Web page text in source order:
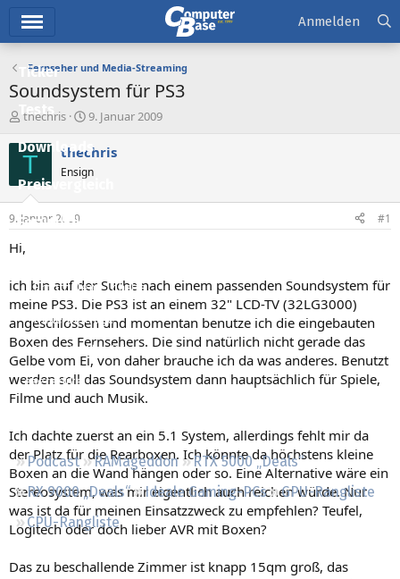
Ticker
Tests
Downloads
Preisvergleich
Forum
Aktuelles
Empfohlene Inhalte
Neue Beiträge
Neueste Aktivitäten
Leserartikel
Podcast RAMageddon
RTX 5000 „Deals“
RX 9000 „Deals“
Ideale Gaming-PCs
GPU-Rangliste
CPU-Rangliste
Anmelden
Fernseher und Media-Streaming
Soundsystem für PS3
E
s
t
e
e
thechris
E
s
e
t
9. Januar 2009
T thechris
Ensign
9. Januar 2009 #1
Hi,
ich bin auf der Suche nach einem passenden Soundsystem für
meine PS3. Die PS3 ist an einem 32" LCD-TV (32LG3000)
angeschlossen und momentan benutze ich die eingebauten
Boxen des Fernsehers. Die sind natürlich nicht gerade das
Gelbe vom Ei, von daher brauche ich da was anderes. Benutzt
werden soll das Soundsystem dann hauptsächlich für Spiele,
Filme und auch Musik.
Ich dachte zuerst an ein 5.1 System, allerdings fehlt mir da
der Platz für die Rearboxen. Ich könnte da höchstens kleine
Boxen an die Wand hängen oder so. Eine Alternative wäre ein
Stereosystem, was mir eigentlich auch reichen würde. Nur
was ist da für meinen Einsatzzweck zu empfehlen? Teufel,
Logitech oder doch lieber AVR mit Boxen?
Das zu beschallende Zimmer ist knapp 15qm groß, das